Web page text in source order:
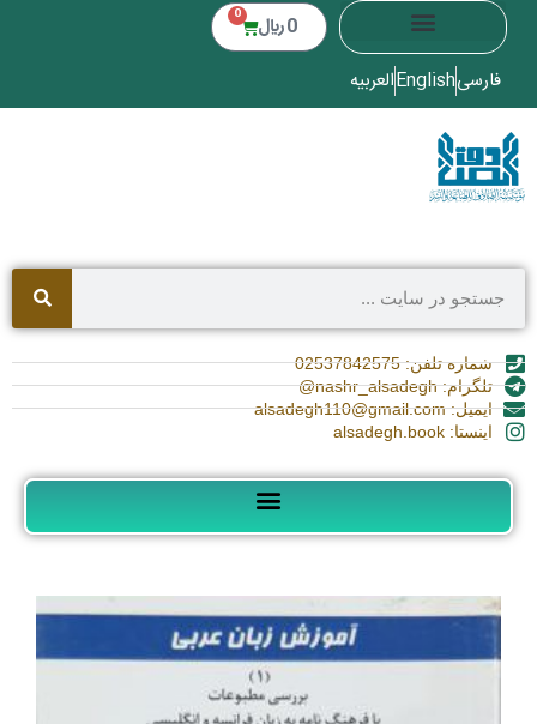
0 ﷼ 0
فارسیEnglishالعربیه
شماره تلفن: 02537842575
تلگرام: nashr_alsadegh@
ایمیل: alsadegh110@gmail.com
اینستا: alsadegh.book